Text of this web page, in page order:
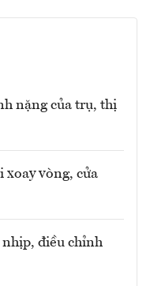
nặng của trụ, thị
xoay vòng, cửa
điều chỉnh